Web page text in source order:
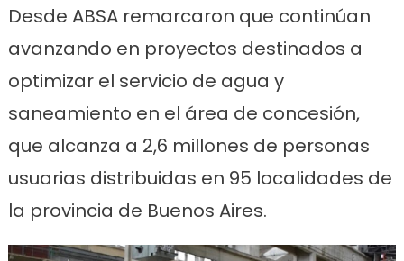
Desde ABSA remarcaron que continúan
avanzando en proyectos destinados a
optimizar el servicio de agua y
saneamiento en el área de concesión,
que alcanza a 2,6 millones de personas
usuarias distribuidas en 95 localidades de
la provincia de Buenos Aires.